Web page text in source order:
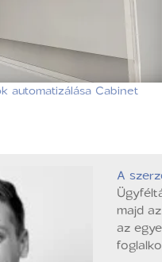
automatizálása Cabinet
A
majd
az